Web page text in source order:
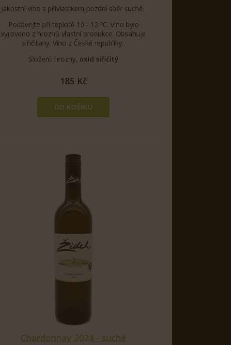
Jakostní víno s přívlastkem pozdní sběr suché.
Podávejte při teplotě 10 - 12 ºC. Víno bylo
vyroveno z hroznů vlastní produkce. Obsahuje
siřičitany. Víno z České republiky.
Složení: hrozny, oxid siřičitý
185 Kč
Chardonnay 2024 - suché